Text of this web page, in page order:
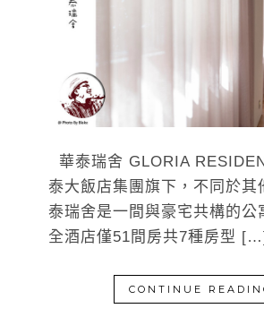
華泰瑞舍 GLORIA
泰大飯店集團旗下，不同於其
泰瑞舍是一間與豪宅共構的公
全酒店僅51間房共7種房型
CONTINUE